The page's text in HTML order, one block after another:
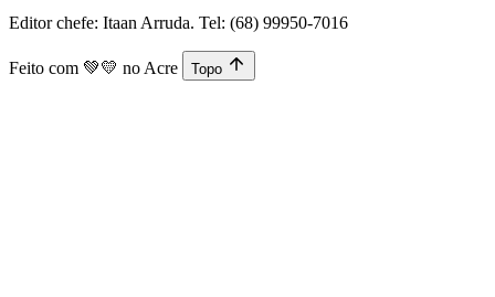
Editor chefe: Itaan Arruda. Tel: (68) 99950-7016
Feito com 💚💛 no Acre Topo